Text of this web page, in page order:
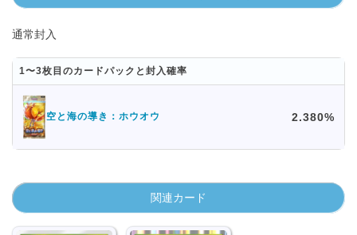
通常封入
1〜3枚目のカードパックと封入確率
空と海の導き：ホウオウ 2.380%
関連カード